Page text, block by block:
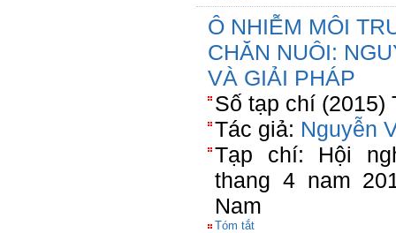
Ô NHIỄM MÔI
CHĂN NUÔI:
VÀ GIẢI PHÁP
Số tạp chí (2015)
Tác giả: Nguyễn
Tạp chí: Hội
thang 4 nam
Nam
Tóm tắt